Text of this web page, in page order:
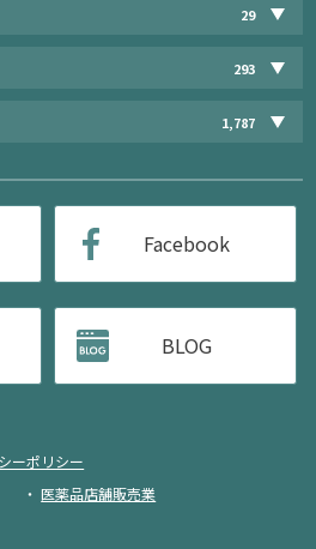
29
293
1,787
Facebook
BLOG
ーポリシー
医薬品店舗販売業